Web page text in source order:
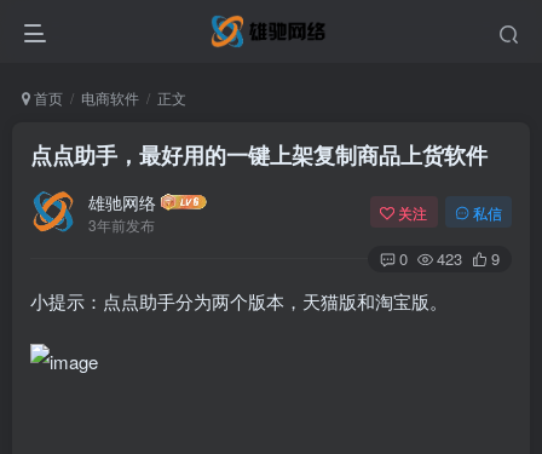
首页 电商软件 正文
点点助手，最好用的一键上架复制商品上货软件
雄驰网络
3年前发布
关注 私信
0 423 9
小提示：点点助手分为两个版本，天猫版和淘宝版。